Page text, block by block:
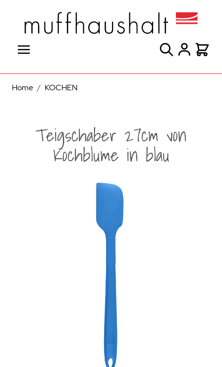
Suche
Home / KOCHEN
Teigschaber 27cm von
Kochblume in blau